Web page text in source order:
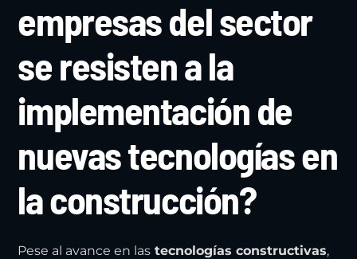
empresas del sector
se resisten a la
implementación de
nuevas tecnologías en
la construcción?
Pese al avance en las tecnologías constructivas,